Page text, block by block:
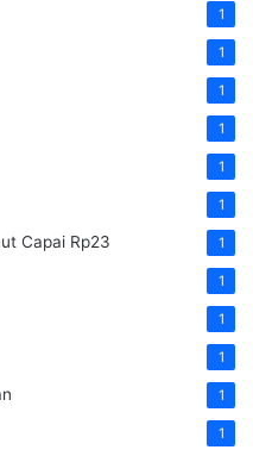
1
1
1
1
1
1
Capai Rp23 1
1
1
1
1
1